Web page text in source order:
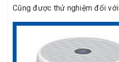
Cũng được thử nghiệm đối